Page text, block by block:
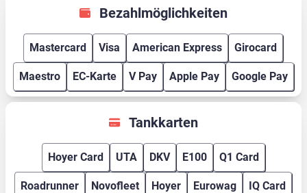
Bezahlmöglichkeiten
Mastercard Visa American Express Girocard
Maestro EC-Karte V Pay Apple Pay Google Pay
Tankkarten
Hoyer Card UTA DKV E100 Q1 Card
Roadrunner Novofleet Hoyer Eurowag IQ Card